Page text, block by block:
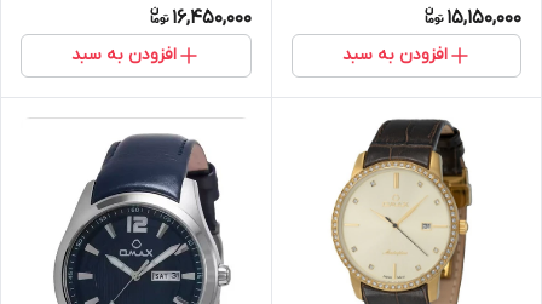
15,150,000
افزودن به سبد
16,450,000
افزودن به سبد